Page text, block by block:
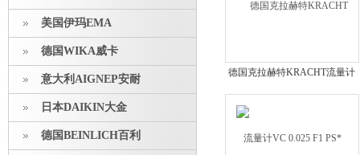
美国伊玛EMA
德国WIKA威卡
意大利AIGNEP安耐
日本DAIKIN大金
德国BEINLICH百利
德国克拉赫特KRACHT流量计
VC 0.025 F1 PS*